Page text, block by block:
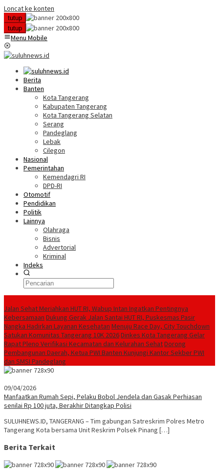
Loncat ke konten
tutup
tutup
Menu Mobile
Berita
Banten
Kota Tangerang
Kabupaten Tangerang
Kota Tangerang Selatan
Serang
Pandeglang
Lebak
Cilegon
Nasional
Pemerintahan
Kemendagri RI
DPD-RI
Otomotif
Pendidikan
Politik
Lainnya
Olahraga
Bisnis
Advertorial
Kriminal
Indeks
Jalan Sehat Meriahkan HUT RI, Wabup Intan Ingatkan Pentingnya
Kebersamaan Dukung Gerak Jalan Santai HUT RI, Puskesmas Pasir
Nangka Hadirkan Layanan Kesehatan Menuju Race Day, City Touchdown
Satukan Komunitas Tangerang 10K 2026Dinkes Kota Tangerang Gelar
Rapat Pleno Verifikasi Kecamatan dan Kelurahan SehatDorong
Pembangunan Daerah, Ketua PWI Banten Kunjungi Kantor Sekber PWI
dan SMSI Pandeglang
09/04/2026
Manfaatkan Rumah Sepi, Pelaku Bobol Jendela dan Gasak Perhiasan
senilai Rp 100 juta, Berakhir Ditangkap Polisi
SULUHNEWS.ID, TANGERANG – Tim gabungan Satreskrim Polres Metro
Tangerang Kota bersama Unit Reskrim Polsek Pinang […]
Berita Terkait